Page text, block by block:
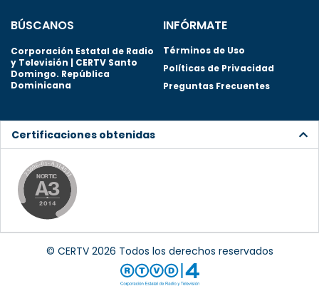
BÚSCANOS
Corporación Estatal de Radio
y Televisión | CERTV Santo
Domingo. República
Dominicana
INFÓRMATE
Términos de Uso
Políticas de Privacidad
Preguntas Frecuentes
Certificaciones obtenidas
© CERTV 2026 Todos los derechos reservados